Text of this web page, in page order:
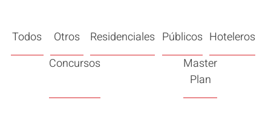
Todos Otros Residenciales Públicos Hoteleros
Concursos
Master
Plan